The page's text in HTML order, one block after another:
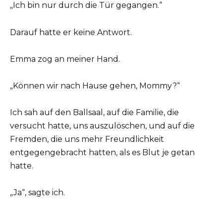
„Ich bin nur durch die Tür gegangen.“
Darauf hatte er keine Antwort.
Emma zog an meiner Hand.
„Können wir nach Hause gehen, Mommy?“
Ich sah auf den Ballsaal, auf die Familie, die
versucht hatte, uns auszulöschen, und auf die
Fremden, die uns mehr Freundlichkeit
entgegengebracht hatten, als es Blut je getan
hatte.
„Ja“, sagte ich.